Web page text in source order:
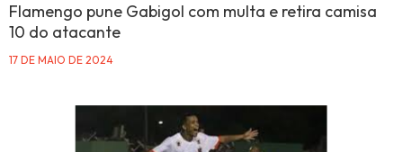
Flamengo pune Gabigol com multa e retira camisa
10 do atacante
17 DE MAIO DE 2024